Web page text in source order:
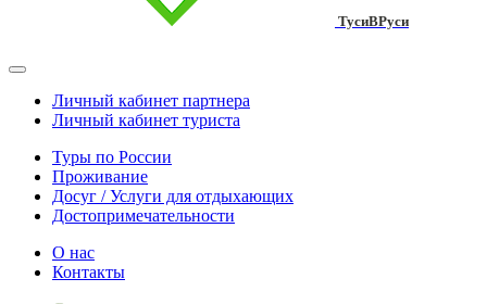
ТусиВРуси
Личный кабинет партнера
Личный кабинет туриста
Туры по России
Проживание
Досуг / Услуги для отдыхающих
Достопримечательности
О нас
Контакты